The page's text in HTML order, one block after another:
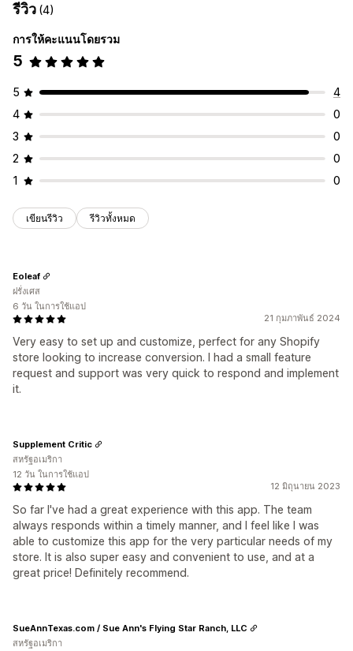
รีวิว (4)
การให้คะแนนโดยรวม
5
5
4
4
0
3
0
2
0
1
0
เขียนรีวิว รีวิวทั้งหมด
21 กุมภาพันธ์ 2024
Very easy to set up and customize, perfect for any Shopify
store looking to increase conversion. I had a small feature
request and support was very quick to respond and implement
it.
Eoleaf
ฝรั่งเศส
6 วัน ในการใช้แอป
12 มิถุนายน 2023
So far I've had a great experience with this app. The team
always responds within a timely manner, and I feel like I was
able to customize this app for the very particular needs of my
store. It is also super easy and convenient to use, and at a
great price! Definitely recommend.
Supplement Critic
สหรัฐอเมริกา
12 วัน ในการใช้แอป
SueAnnTexas.com / Sue Ann's Flying Star Ranch, LLC
สหรัฐอเมริกา